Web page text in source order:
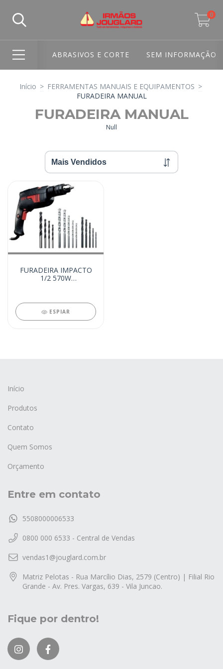
0
ABRASIVOS E CORTE SEM INFORMAÇÃO
Início > FERRAMENTAS MANUAIS E EQUIPAMENTOS >
FURADEIRA MANUAL
FURADEIRA MANUAL
Null
FURADEIRA IMPACTO
1/2 570W
ESPIAR
Início
Produtos
Contato
Quem Somos
Orçamento
Entre em contato
5508000006533
0800 000 6533 - Central de Vendas
vendas1@jouglard.com.br
Matriz Pelotas - Rua Marcílio Dias, 2579 (Centro) | Filial Rio
Grande - Av. Pres. Vargas, 639 - Vila Juncao.
Fique por dentro!